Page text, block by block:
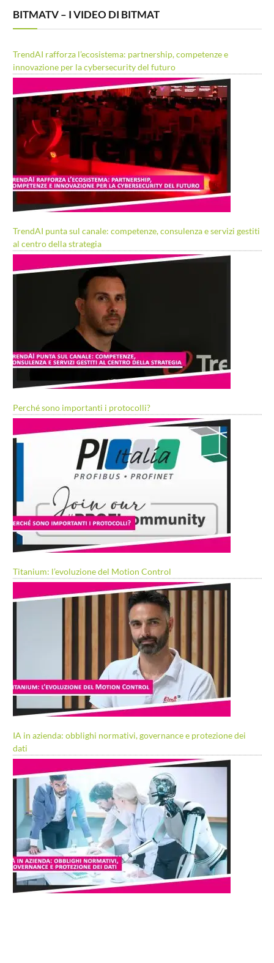
BITMATV – I VIDEO DI BITMAT
TrendAI rafforza l’ecosistema: partnership, competenze e
innovazione per la cybersecurity del futuro
TrendAI punta sul canale: competenze, consulenza e servizi gestiti
al centro della strategia
Perché sono importanti i protocolli?
Titanium: l’evoluzione del Motion Control
IA in azienda: obblighi normativi, governance e protezione dei
dati